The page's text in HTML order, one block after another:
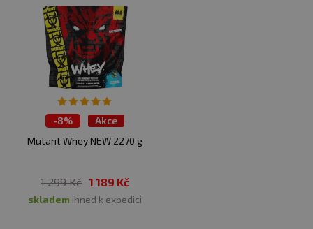
-8%
Akce
Mutant Whey NEW 2270 g
1 299 Kč 1 189 Kč
skladem ihned k expedici